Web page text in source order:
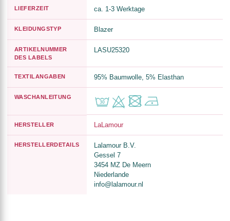
LIEFERZEIT ca. 1-3 Werktage
KLEIDUNGSTYP Blazer
ARTIKELNUMMER
DES LABELS
LASU25320
TEXTILANGABEN 95% Baumwolle, 5% Elasthan
WASCHANLEITUNG
HERSTELLER LaLamour
HERSTELLERDETAILS
Lalamour B.V.
Gessel 7
3454 MZ De Meern
Niederlande
info@lalamour.nl